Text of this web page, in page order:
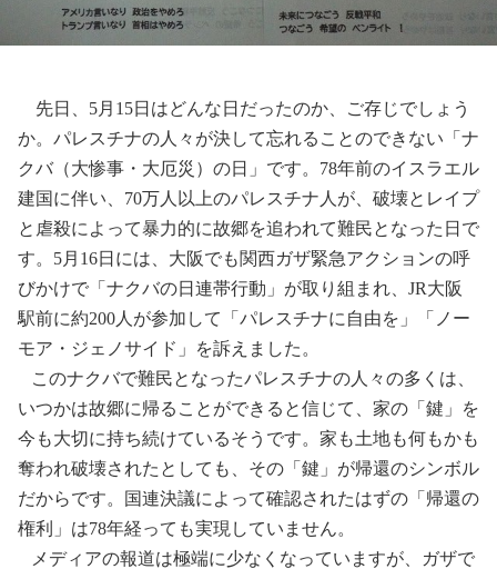
先日、 5月 15日はどんな日だったのか、ご存じでしょう
か。パレスチナの人々が決して忘れることのできない「ナ
クバ（大惨事・大厄災）の日」です。 78年前のイスラエル
建国に伴い、 70万人以上のパレスチナ人が、破壊とレイプ
と虐殺によって暴力的に故郷を追われて難民となった日で
す。 5月 16日には、大阪でも関西ガザ緊急アクションの呼
びかけで「ナクバの日連帯行動」が取り組まれ、 JR大阪
駅前に約200 人が参加して「パレスチナに自由を」「ノー
モア・ジェノサイド」を訴えました。
このナクバで難民となったパレスチナの人々の多くは、
いつかは故郷に帰ることができると信じて、家の「鍵」を
今も大切に持ち続けているそうです。家も土地も何もかも
奪われ破壊されたとしても、その「鍵」が帰還のシンボル
だからです。国連決議によって確認されたはずの「帰還の
権利」は78年経っても実現していません。
メディアの報道は極端に少なくなっていますが、ガザで